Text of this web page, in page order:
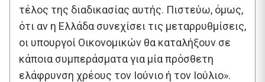
τέλος της διαδικασίας αυτής. Πιστεύω, όμως,
ότι αν η Ελλάδα συνεχίσει τις μεταρρυθμίσεις,
οι υπουργοί Οικονομικών θα καταλήξουν σε
κάποια συμπεράσματα για μία πρόσθετη
ελάφρυνση χρέους τον Ιούνιο ή τον Ιούλιο».